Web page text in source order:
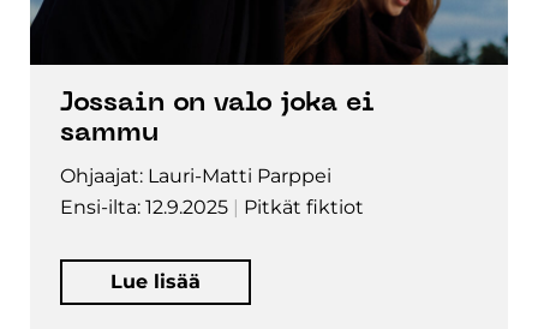
Jossain on valo joka ei
sammu
Ohjaajat: Lauri-Matti Parppei
Ensi-ilta: 12.9.2025
Pitkät fiktiot
Lue lisää